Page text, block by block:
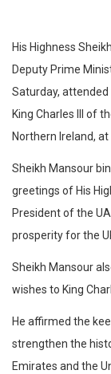
His Highness
Deputy Prime
Saturday,
King Charles III of
Northern Ireland,
Sheikh Mansour
greetings of His
President of the
prosperity for the
Sheikh Mansour
wishes to King
He affirmed the
strengthen the
Emirates and the